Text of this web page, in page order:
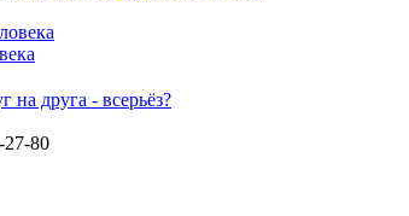
на друга - всерьёз?
27-80